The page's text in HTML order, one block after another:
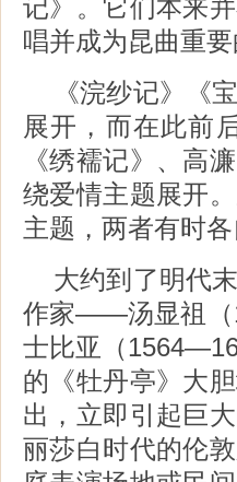
记》。它们本来
唱并成为昆曲重要
《浣纱记》《
展开，而在此前
《绣襦记》、高
绕爱情主题展开
主题，两者有时
大约到了明代
作家――汤显祖（
士比亚（
的《牡丹亭》大
出，立即引起巨
丽莎白时代的伦